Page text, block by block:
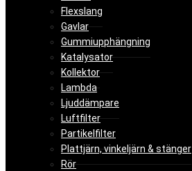
Flexslang
Gavlar
Gummiupphängning
Katalysator
Kollektor
Lambda
Ljuddämpare
Luftfilter
Partikelfilter
Plattjärn, vinkeljärn & stänger
Rör